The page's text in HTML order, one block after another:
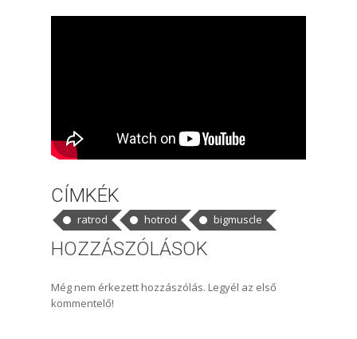
CÍMKÉK
ratrod hotrod bigmuscle
HOZZÁSZÓLÁSOK
Még nem érkezett hozzászólás. Legyél az első
kommentelő!